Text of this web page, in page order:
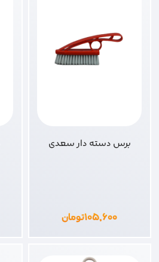
برس دسته دار سعدی
۱۰۵,۶۰۰تومان